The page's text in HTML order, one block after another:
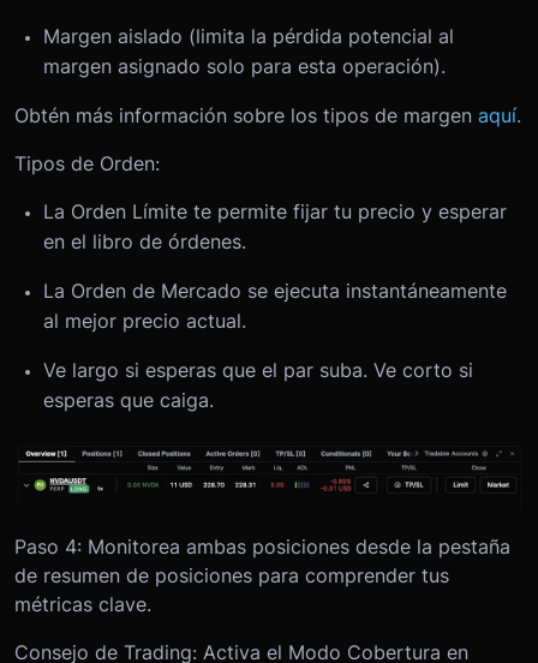
Margen aislado (limita la pérdida potencial al
margen asignado solo para esta operación).
Obtén más información sobre los tipos de margen aquí.
Tipos de Orden:
La Orden Límite te permite fijar tu precio y esperar
en el libro de órdenes.
La Orden de Mercado se ejecuta instantáneamente
al mejor precio actual.
Ve largo si esperas que el par suba. Ve corto si
esperas que caiga.
Paso 4: Monitorea ambas posiciones desde la pestaña
de resumen de posiciones para comprender tus
métricas clave.
Consejo de Trading: Activa el Modo Cobertura en